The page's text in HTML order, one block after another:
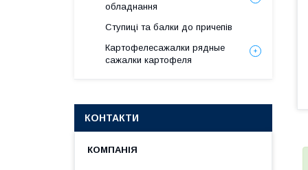
обладнання
Ступиці та балки до причепів
Картофелесажалки рядные
сажалки картофеля
КОНТАКТИ